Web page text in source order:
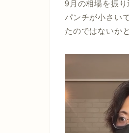
9月の相場を振
パンチが小さい
たのではないか